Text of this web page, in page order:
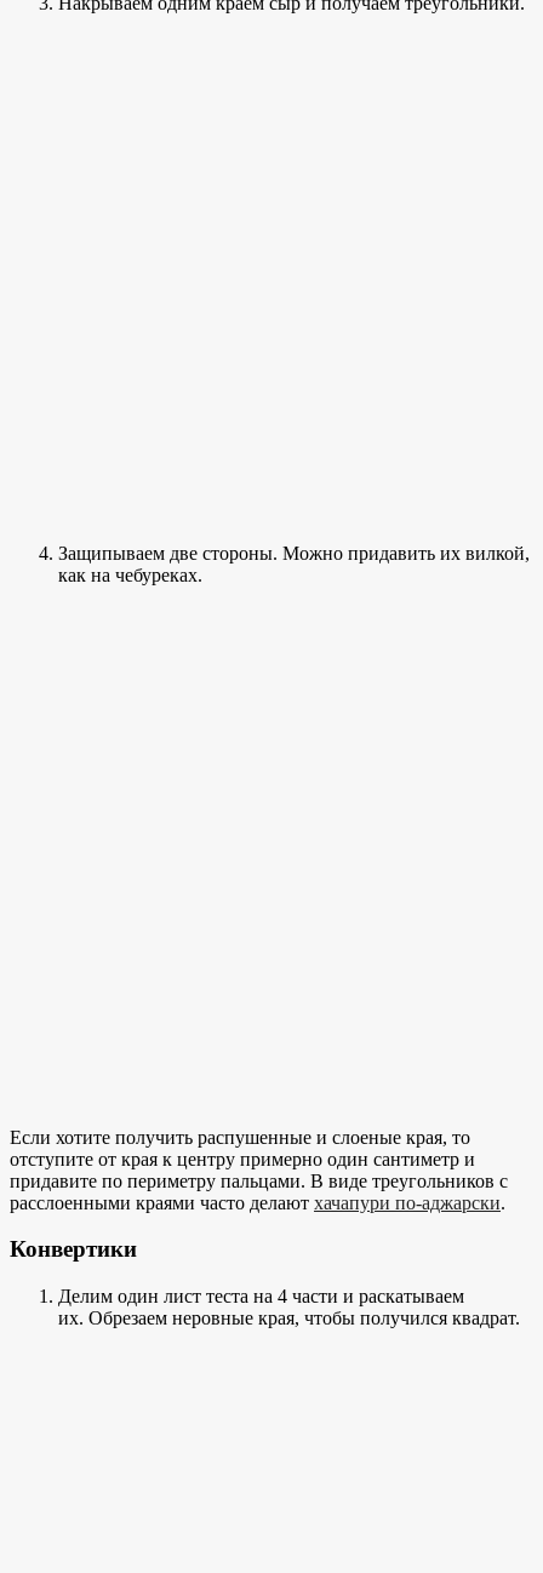
Защипываем две стороны. Можно придавить их вилкой,
как на чебуреках.
Если хотите получить распушенные и слоеные края, то
отступите от края к центру примерно один сантиметр и
придавите по периметру пальцами. В виде треугольников с
расслоенными краями часто делают хачапури по-аджарски.
Конвертики
Делим один лист теста на 4 части и раскатываем
их. Обрезаем неровные края, чтобы получился квадрат.